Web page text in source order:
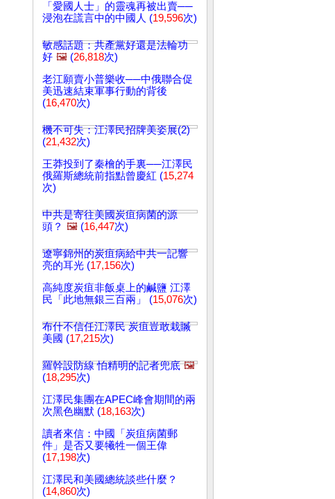
「愛國人士」的靈魂再被出賣──
浸泡在謊言中的中國人 (19,596次)
敏感話題：共產黨好還是法輪功
好 🖼️ (26,818次)
老江願賣小普樂收──中俄聯合促
美迅速結束軍事行動的背後
(16,470次)
機不可失：江澤民招牌美姿展(2)
(21,432次)
王莽投到了秦檜的手裏──江澤民
俄羅斯總統前指點曾慶紅 (15,274
次)
中共是寄往美國炭疽病菌的源
頭？ 🖼️ (16,447次)
遼寧錦州的炭疽病給中共一記響
亮的耳光 (17,156次)
高純度炭疽非飯桌上的鹹鹽 江澤
民「此地無銀三百兩」 (15,076次)
布什不信任江澤民 炭疽豈敢栽贓
美國 (17,215次)
羅幹設防線 怕精明的記者兜底 🖼️
(18,295次)
江澤民集團在APEC峰會期間的兩
次黑色幽默 (18,163次)
讀者來信：中國「炭疽病菌郵
件」是否又要犧牲一個王偉
(17,198次)
江澤民和美國總統談些什麼？
(14,860次)